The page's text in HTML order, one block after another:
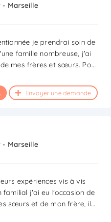
- Marseille
je prendrai soin de
famille nombreuse, j'ai
mes frères et sœurs. Po...
Envoyer une demande
- Marseille
expériences vis à vis
familial j'ai eu l'occasion de
sœurs et de mon frère, il...